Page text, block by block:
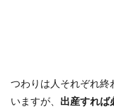
つわりは人それぞれ終
いますが、 出産すれば